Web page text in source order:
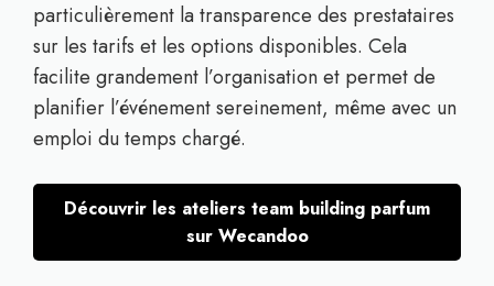
particulièrement la transparence des prestataires
sur les tarifs et les options disponibles. Cela
facilite grandement l’organisation et permet de
planifier l’événement sereinement, même avec un
emploi du temps chargé.
Découvrir les ateliers team building parfum
sur Wecandoo